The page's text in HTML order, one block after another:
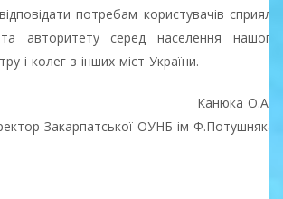
потребам користувачів сприяли
авторитету серед населення нашого
і колег з інших міст України.
Канюка О.А.,
Закарпатської ОУНБ ім Ф.Потушняка